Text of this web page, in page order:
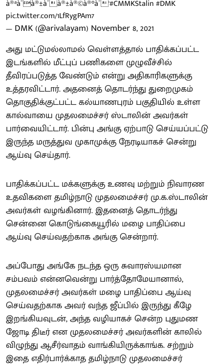
à®ªà¯à®±à¯à®±à®©à®°à¯'#CMMKStalin#DMK
pic.twitter.com/1LfRygPAm7
— DMK (@arivalayam) November 8, 2021
அது மட்டுமல்லாமல் வெள்ளத்தால் பாதிக்கப்பட்ட
இடங்களில் மீட்புப் பணிகளை முழுவீச்சில்
தீவிரப்படுத்த வேண்டும் என்று அதிகாரிகளுக்கு
உத்தரவிட்டார். அதனைத் தொடர்ந்து துறைமுகம்
தொகுதிக்குட்பட்ட கல்யாணபுரம் பகுதியில் உள்ள
கால்வாயை முதலமைச்சர் ஸ்டாலின் அவர்கள்
பார்வையிட்டார். பின்பு அங்கு ஏற்பாடு செய்யப்பட்டு
இருந்த மருத்துவ முகாமுக்கு நேரடியாகச் சென்று
ஆய்வு செய்தார்.
பாதிக்கப்பட்ட மக்களுக்கு உணவு மற்றும் நிவாரண
உதவிகளை தமிழ்நாடு முதலமைச்சர் மு.க.ஸ்டாலின்
அவர்கள் வழங்கினார். இதனைத் தொடர்ந்து
சென்னை கொடுங்கையூரில் மழை பாதிப்பை
ஆய்வு செய்வதற்காக அங்கு சென்றார்.
அப்போது அங்கே நடந்த ஒரு சுவாரஸ்யமான
சம்பவம் என்னவென்று பார்த்தோமேயானால்,
முதலமைச்சர் அவர்கள் மழை பாதிப்பை ஆய்வு
செய்வதற்காக அவர் வந்த ஜீப்பில் இருந்து கீழே
இறங்கியவுடன், அந்த வழியாகச் சென்ற புதுமண
ஜோடி திடீர் என முதலமைச்சர் அவர்களின் காலில்
விழுந்து ஆசீர்வாதம் வாங்கியிருக்காங்க. சற்றும்
இதை எதிர்பார்க்காத தமிழ்நாடு முதலமைச்சர்